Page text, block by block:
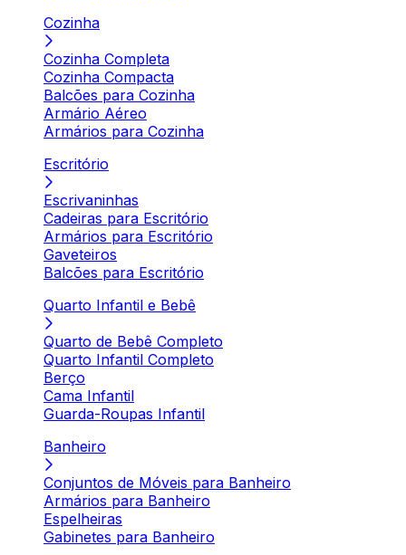
Cozinha
Cozinha Completa
Cozinha Compacta
Balcões para Cozinha
Armário Aéreo
Armários para Cozinha
Escritório
Escrivaninhas
Cadeiras para Escritório
Armários para Escritório
Gaveteiros
Balcões para Escritório
Quarto Infantil e Bebê
Quarto de Bebê Completo
Quarto Infantil Completo
Berço
Cama Infantil
Guarda-Roupas Infantil
Banheiro
Conjuntos de Móveis para Banheiro
Armários para Banheiro
Espelheiras
Gabinetes para Banheiro